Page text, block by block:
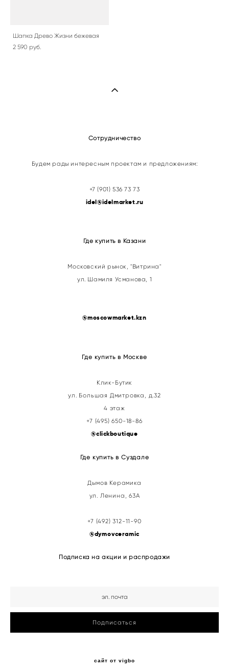
Шапка Древо Жизни бежевая
2 590 pуб.
Сотрудничество
Будем рады интересным проектам и предложениям:
+7 (901) 536 73 73
idel@idelmarket.ru
Где купить в Казани
Московский рынок, "Витрина"
ул. Шамиля Усманова, 1
@moscowmarket.kzn
Где купить в Москве
Клик-Бутик
ул. Большая Дмитровка, д.32
4 этаж
+7 (495) 650-18-86
@clickboutique
Где купить в Суздале
Дымов Керамика
ул. Ленина, 63А
+7 (492) 312-11-90
@dymovceramic
Подписка на акции и распродажи
Подписаться
сайт от vigbo